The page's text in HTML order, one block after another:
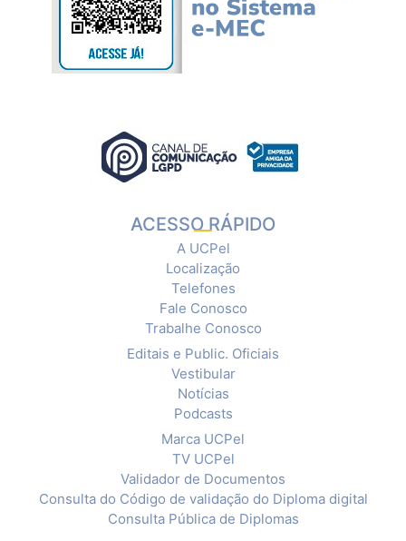
ACESSO RÁPIDO
A UCPel
Localização
Telefones
Fale Conosco
Trabalhe Conosco
Editais e Public. Oficiais
Vestibular
Notícias
Podcasts
Marca UCPel
TV UCPel
Validador de Documentos
Consulta do Código de validação do Diploma digital
Consulta Pública de Diplomas